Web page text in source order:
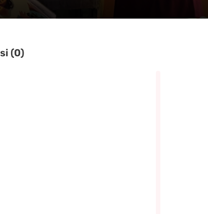
(0)